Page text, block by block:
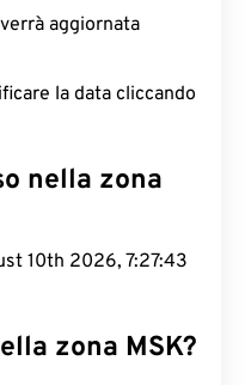
aggiornata
la data cliccando
nella zona
10th 2026, 7:27:44
zona MSK?